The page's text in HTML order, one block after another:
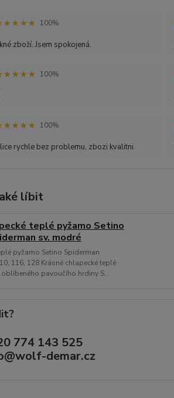
100%
zboží. Jsem spokojená.
100%
100%
rychle bez problemu, zbozi kvalitni.
líbit
teplé pyžamo Setino
sv. modré
pyžamo Setino Spiderman
116, 128 Krásné chlapecké teplé
pavoučího hrdiny S...
774 143 525
demar.cz